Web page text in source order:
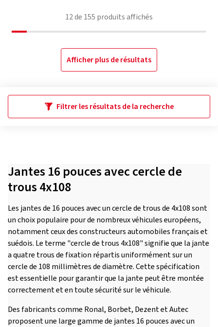
12de 155 produits affichés
Afficher plus de résultats
Filtrer les résultats de la recherche
Jantes 16 pouces avec cercle de
trous 4x108
Les jantes de 16 pouces avec un cercle de trous de 4x108 sont
un choix populaire pour de nombreux véhicules européens,
notamment ceux des constructeurs automobiles français et
suédois. Le terme "cercle de trous 4x108" signifie que la jante
a quatre trous de fixation répartis uniformément sur un
cercle de 108 millimètres de diamètre. Cette spécification
est essentielle pour garantir que la jante peut être montée
correctement et en toute sécurité sur le véhicule.
Des fabricants comme Ronal, Borbet, Dezent et Autec
proposent une large gamme de jantes 16 pouces avec un